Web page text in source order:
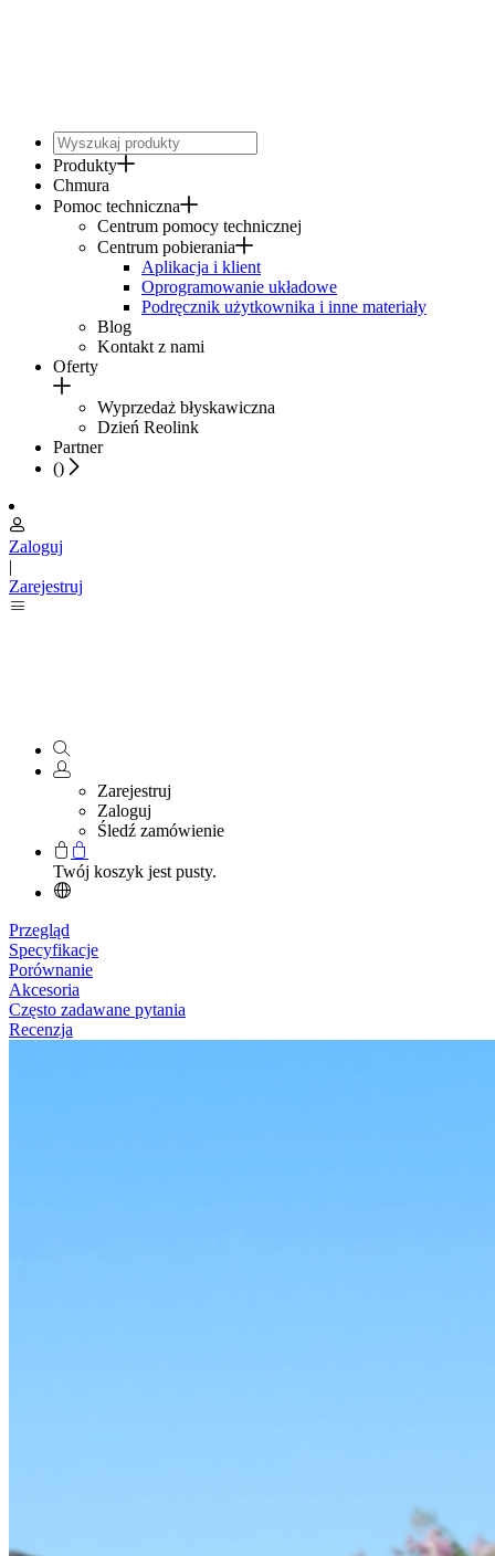
Produkty
Chmura
Pomoc techniczna
Centrum pomocy technicznej
Centrum pobierania
Aplikacja i klient
Oprogramowanie układowe
Podręcznik użytkownika i inne materiały
Blog
Kontakt z nami
Oferty
Wyprzedaż błyskawiczna
Dzień Reolink
Partner
()
Zaloguj
|
Zarejestruj
Zarejestruj
Zaloguj
Śledź zamówienie
Twój koszyk jest pusty.
Przegląd
Specyfikacje
Porównanie
Akcesoria
Często zadawane pytania
Recenzja